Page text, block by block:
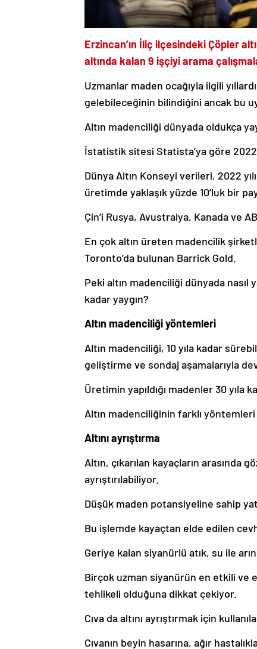
Erzincan’ın İliç ilçesindeki Çöpler
altında kalan 9 işçiyi arama
Uzmanlar maden ocağıyla ilgili
gelebileceğinin bilindiğini ancak bu
Altın madenciliği dünyada oldukça
İstatistik sitesi Statista’ya göre 2022
Dünya Altın Konseyi verileri, 2022
üretimde yaklaşık yüzde 10’luk bir
Çin’i Rusya, Avustralya, Kanada ve
En çok altın üreten madencilik
Toronto’da bulunan Barrick Gold.
Peki altın madenciliği dünyada nasıl
kadar yaygın?
Altın madenciliği yöntemleri
Altın madenciliği, 10 yıla kadar
geliştirme ve sondaj aşamalarıyla
Üretimin yapıldığı madenler 30 yıla
Altın madenciliğinin farklı
Altını ayrıştırma
Altın, çıkarılan kayaçların
ayrıştırılabiliyor.
Düşük maden potansiyeline sahip
Bu işlemde kayaçtan elde edilen
Geriye kalan siyanürlü atık, su ile
Birçok uzman siyanürün en etkili ve
tehlikeli olduğuna dikkat çekiyor.
Cıva da altını ayrıştırmak için
Cıvanın beyin hasarına, ağır